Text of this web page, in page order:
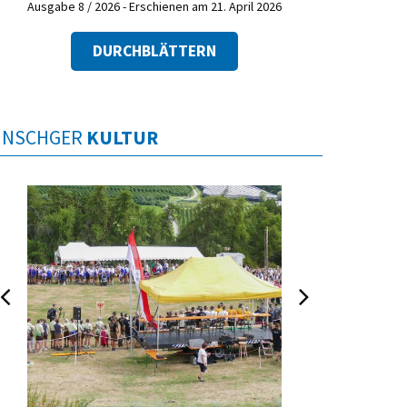
Ausgabe 8 / 2026 - Erschienen am 21. April 2026
DURCHBLÄTTERN
KULTUR